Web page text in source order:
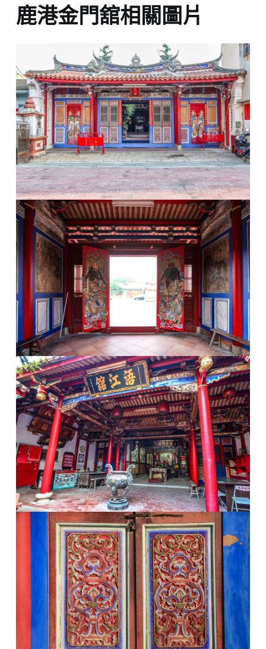
鹿港金門舘相關圖片